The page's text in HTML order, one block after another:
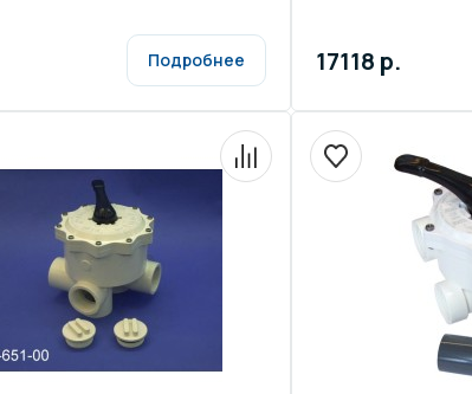
Подробнее 17118 р.